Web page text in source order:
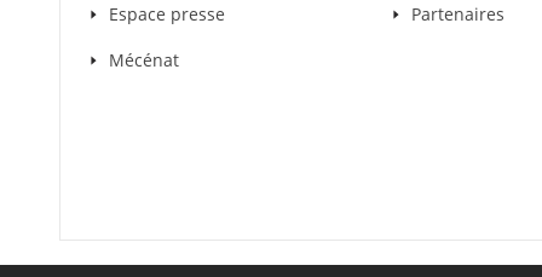
Espace presse
Partenaires
Mécénat